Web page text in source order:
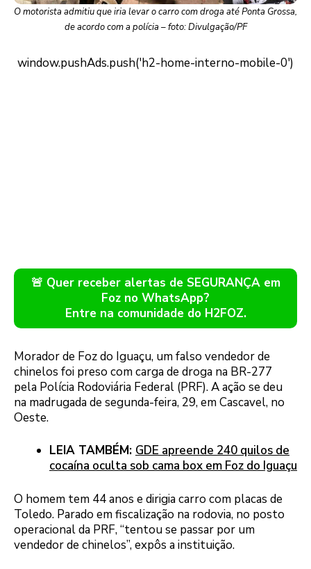
O motorista admitiu que iria levar o carro com droga até Ponta Grossa,
de acordo com a polícia – foto: Divulgação/PF
🚨 Quer receber alertas de SEGURANÇA em
Foz no WhatsApp?
Entre na comunidade do H2FOZ.
Morador de Foz do Iguaçu, um falso vendedor de
chinelos foi preso com carga de droga na BR-277
pela Polícia Rodoviária Federal (PRF). A ação se deu
na madrugada de segunda-feira, 29, em Cascavel, no
Oeste.
LEIA TAMBÉM: GDE apreende 240 quilos de
cocaína oculta sob cama box em Foz do Iguaçu
O homem tem 44 anos e dirigia carro com placas de
Toledo. Parado em fiscalização na rodovia, no posto
operacional da PRF, “tentou se passar por um
vendedor de chinelos”, expôs a instituição.